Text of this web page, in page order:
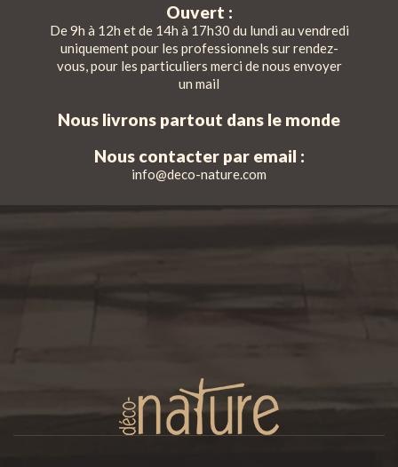
Ouvert :
De 9h à 12h et de 14h à 17h30 du lundi au vendredi
uniquement pour les professionnels sur rendez-
vous, pour les particuliers merci de nous envoyer
un mail
Nous livrons partout dans le monde
Nous contacter par email :
info@deco-nature.com